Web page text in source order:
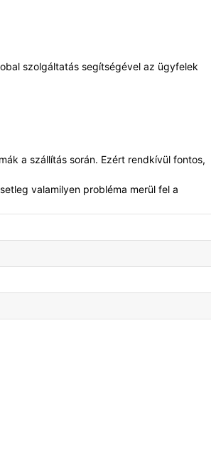
szolgáltatás segítségével az ügyfelek
a szállítás során. Ezért rendkívül fontos,
valamilyen probléma merül fel a